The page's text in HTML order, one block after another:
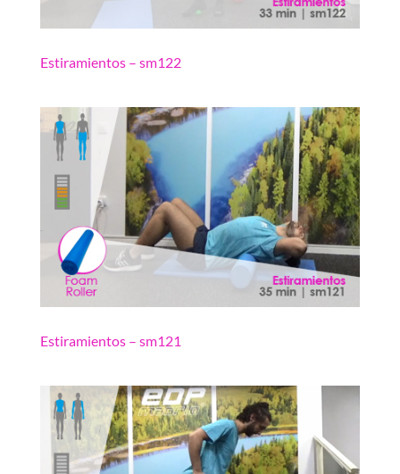
Estiramientos – sm122
Estiramientos – sm121